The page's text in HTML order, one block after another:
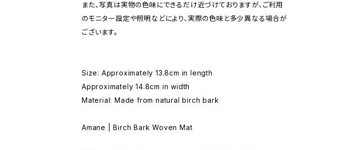
また、写真は実物の色味にできるだけ近づけておりますが、ご利用
のモニター設定や照明などにより、実際の色味と多少異なる場合が
ございます。
Size: Approximately 13.8cm in length
Approximately 14.8cm in width
Material: Made from natural birch bark
Amane | Birch Bark Woven Mat